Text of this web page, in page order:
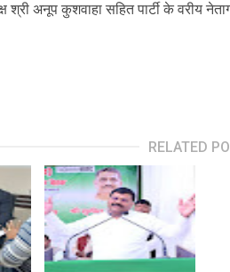
श्री अनूप कुशवाहा सहित पार्टी के वरीय
RELATED